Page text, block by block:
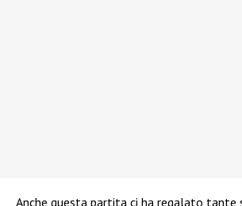
Anche questa partita ci ha regalato tante